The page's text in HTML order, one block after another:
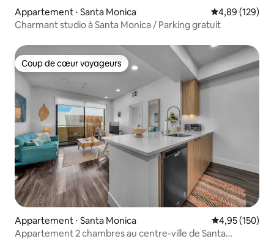
Appartement ⋅ Santa Monica Évaluation
4,89 (129)
Charmant studio à Santa Monica / Parking gratuit
Coup de cœur voyageurs
Coup de cœur voyageurs
Appartement ⋅ Santa Monica Évaluation
4,95 (150)
Appartement 2 chambres au centre-ville de Santa